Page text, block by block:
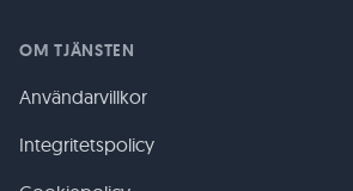
OM TJÄNSTEN
Användarvillkor
Integritetspolicy